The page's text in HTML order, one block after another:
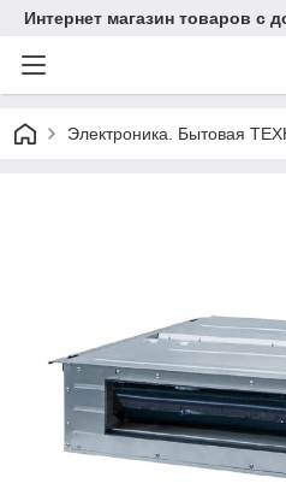
Интернет магазин товаров с
Электроника. Бытовая